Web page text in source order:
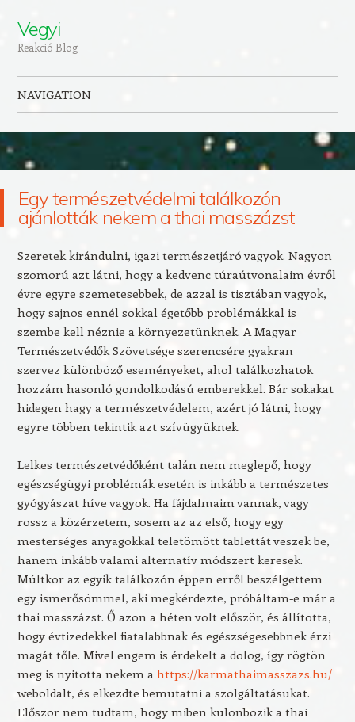
Vegyi
Reakció Blog
NAVIGATION
Egy természetvédelmi találkozón
ajánlották nekem a thai masszázst
Szeretek kirándulni, igazi természetjáró vagyok. Nagyon
szomorú azt látni, hogy a kedvenc túraútvonalaim évről
évre egyre szemetesebbek, de azzal is tisztában vagyok,
hogy sajnos ennél sokkal égetőbb problémákkal is
szembe kell néznie a környezetünknek. A Magyar
Természetvédők Szövetsége szerencsére gyakran
szervez különböző eseményeket, ahol találkozhatok
hozzám hasonló gondolkodású emberekkel. Bár sokakat
hidegen hagy a természetvédelem, azért jó látni, hogy
egyre többen tekintik azt szívügyüknek.
Lelkes természetvédőként talán nem meglepő, hogy
egészségügyi problémák esetén is inkább a természetes
gyógyászat híve vagyok. Ha fájdalmaim vannak, vagy
rossz a közérzetem, sosem az az első, hogy egy
mesterséges anyagokkal teletömött tablettát veszek be,
hanem inkább valami alternatív módszert keresek.
Múltkor az egyik találkozón éppen erről beszélgettem
egy ismerősömmel, aki megkérdezte, próbáltam-e már a
thai masszázst. Ő azon a héten volt először, és állította,
hogy évtizedekkel fiatalabbnak és egészségesebbnek érzi
magát tőle. Mivel engem is érdekelt a dolog, így rögtön
meg is nyitotta nekem a https://karmathaimasszazs.hu/
weboldalt, és elkezdte bemutatni a szolgáltatásukat.
Először nem tudtam, hogy miben különbözik a thai